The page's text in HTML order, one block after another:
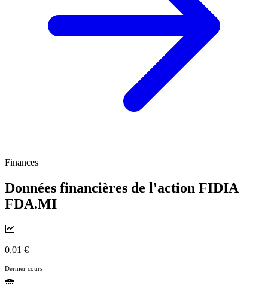
Finances
Données financières de l'action FIDIA
FDA.MI
0,01 €
Dernier cours